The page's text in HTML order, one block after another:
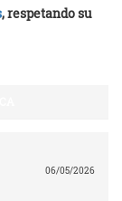
, respetando su
06/05/2026